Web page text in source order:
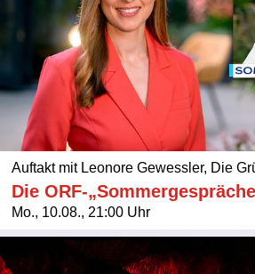
Auftakt mit Leonore Gewessler, Die
Die ORF-
Mo., 10.08., 21:00 Uhr